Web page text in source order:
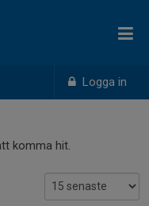
Logga in
komma hit.